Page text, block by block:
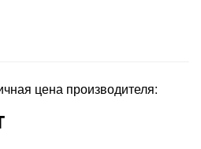
цена производителя: